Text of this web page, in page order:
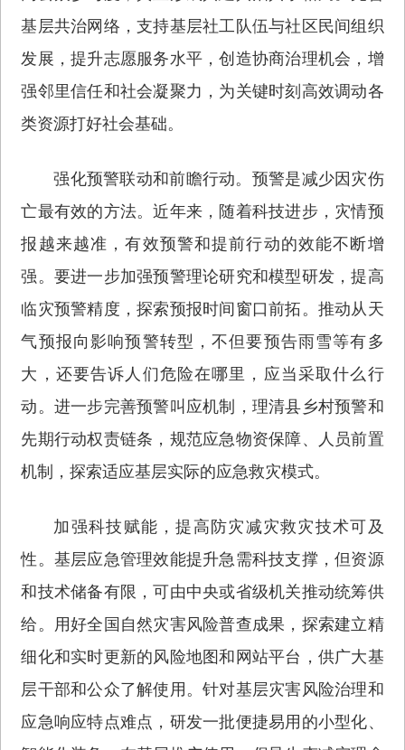
基层共治网络，支持基层社工队伍与社区民间组织
发展，提升志愿服务水平，创造协商治理机会，增
强邻里信任和社会凝聚力，为关键时刻高效调动各
类资源打好社会基础。
强化预警联动和前瞻行动。预警是减少因灾伤
亡最有效的方法。近年来，随着科技进步，灾情预
报越来越准，有效预警和提前行动的效能不断增
强。要进一步加强预警理论研究和模型研发，提高
临灾预警精度，探索预报时间窗口前拓。推动从天
气预报向影响预警转型，不但要预告雨雪等有多
大，还要告诉人们危险在哪里，应当采取什么行
动。进一步完善预警叫应机制，理清县乡村预警和
先期行动权责链条，规范应急物资保障、人员前置
机制，探索适应基层实际的应急救灾模式。
加强科技赋能，提高防灾减灾救灾技术可及
性。基层应急管理效能提升急需科技支撑，但资源
和技术储备有限，可由中央或省级机关推动统筹供
给。用好全国自然灾害风险普查成果，探索建立精
细化和实时更新的风险地图和网站平台，供广大基
层干部和公众了解使用。针对基层灾害风险治理和
应急响应特点难点，研发一批便捷易用的小型化、